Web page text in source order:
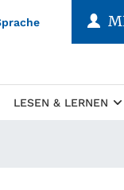
LESEN & LERNEN